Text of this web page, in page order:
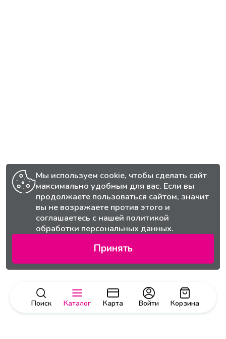
Поиск Каталог Карта Корзина
Войти
Мы используем cookie, чтобы сделать сайт
максимально удобным для вас. Если вы
продолжаете пользоваться сайтом, значит
вы не возражаете против этого и
соглашаетесь с нашей политикой
обработки персональных данных.
Принять